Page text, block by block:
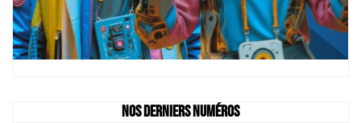
Nos derniers numéros